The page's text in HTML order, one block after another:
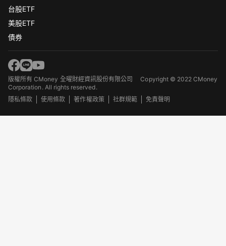
台股ETF
美股ETF
債券
版權所有 CMoney 全曜財經資訊股份有限公司Copyright © 2022 CMoney
Corporation. All rights reserved.
隱私條款
使用條款 著作權政策 社群規範 免責聲明